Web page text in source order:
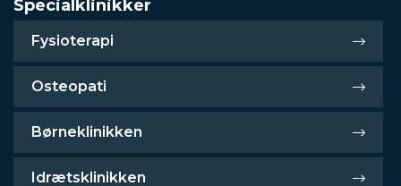
Specialklinikker
Fysioterapi
Osteopati
Børneklinikken
Idrætsklinikken